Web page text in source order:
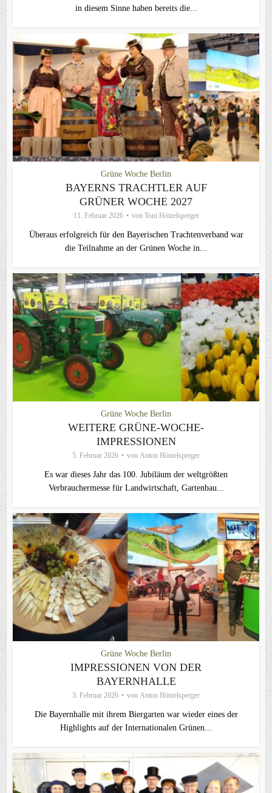
in diesem Sinne haben bereits die...
Grüne Woche Berlin
BAYERNS TRACHTLER AUF
GRÜNER WOCHE 2027
11. Februar 2026 von Toni Hötzelsperger
Überaus erfolgreich für den Bayerischen Trachtenverband war
die Teilnahme an der Grünen Woche in...
Grüne Woche Berlin
WEITERE GRÜNE-WOCHE-
IMPRESSIONEN
5. Februar 2026 von Anton Hötzelsperger
Es war dieses Jahr das 100. Jubiläum der weltgrößten
Verbrauchermesse für Landwirtschaft, Gartenbau...
Grüne Woche Berlin
IMPRESSIONEN VON DER
BAYERNHALLE
3. Februar 2026 von Anton Hötzelsperger
Die Bayernhalle mit ihrem Biergarten war wieder eines der
Highlights auf der Internationalen Grünen...